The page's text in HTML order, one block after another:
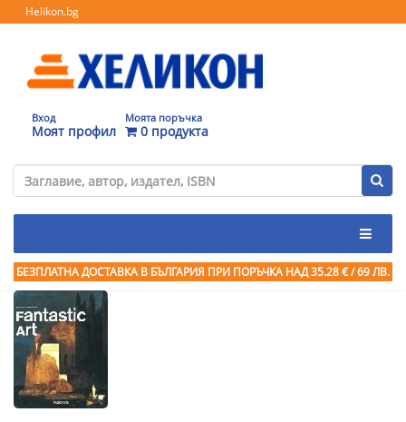
Helikon.bg
Вход
Моят профил
Моята поръчка
0 продукта
БЕЗПЛАТНА ДОСТАВКА В БЪЛГАРИЯ ПРИ ПОРЪЧКА НАД 35.28 € / 69 ЛВ.